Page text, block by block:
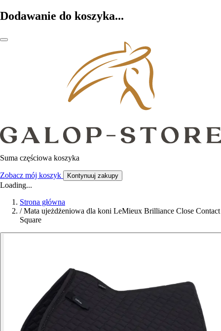
Dodawanie do koszyka...
Suma częściowa koszyka
Zobacz mój koszyk Kontynuuj zakupy
Loading...
Strona główna
/ Mata ujeżdżeniowa dla koni LeMieux Brilliance Close Contact
Square